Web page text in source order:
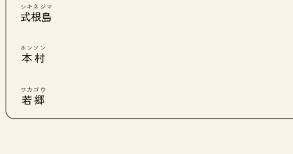
式根島
シキネジマ
本村
ホンソン
若郷
ワカゴウ